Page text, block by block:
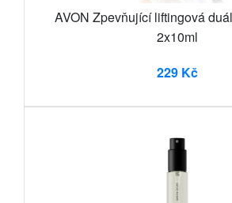
AVON Zpevňující liftingová
2x10ml
229 Kč